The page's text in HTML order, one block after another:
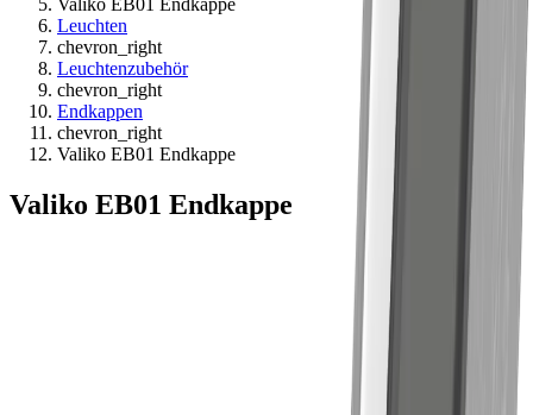
Leuchten
chevron_right
Leuchtenzubehör
chevron_right
Endkappen
chevron_right
Valiko EB01 Endkappe
Valiko EB01 Endkappe